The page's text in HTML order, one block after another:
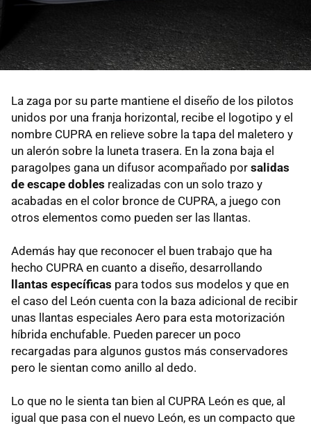
La zaga por su parte mantiene el diseño de los pilotos
unidos por una franja horizontal, recibe el logotipo y el
nombre CUPRA en relieve sobre la tapa del maletero y
un alerón sobre la luneta trasera. En la zona baja el
paragolpes gana un difusor acompañado por salidas
de escape dobles realizadas con un solo trazo y
acabadas en el color bronce de CUPRA, a juego con
otros elementos como pueden ser las llantas.
Además hay que reconocer el buen trabajo que ha
hecho CUPRA en cuanto a diseño, desarrollando
llantas específicas para todos sus modelos y que en
el caso del León cuenta con la baza adicional de recibir
unas llantas especiales Aero para esta motorización
híbrida enchufable. Pueden parecer un poco
recargadas para algunos gustos más conservadores
pero le sientan como anillo al dedo.
Lo que no le sienta tan bien al CUPRA León es que, al
igual que pasa con el nuevo León, es un compacto que